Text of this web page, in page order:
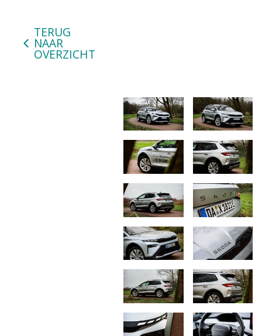
TERUG
NAAR
OVERZICHT